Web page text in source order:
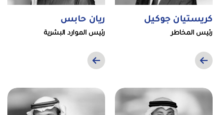
كريستيان جوكيل
رئيس المخاطر
ريان حابس
رئيس الموارد البشرية